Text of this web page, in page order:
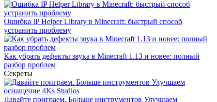
Ошибка IP Helper Library в Minecraft: быстрый способ
устранить проблему
Как убрать дефекты звука в Minecraft 1.13 и новее: полный
разбор проблем
Секреты
Давайте поиграем. Больше инструментов Улучшаем